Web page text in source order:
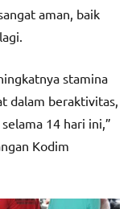
aman, baik
stamina
dalam beraktivitas,
14 hari ini,”
Kodim